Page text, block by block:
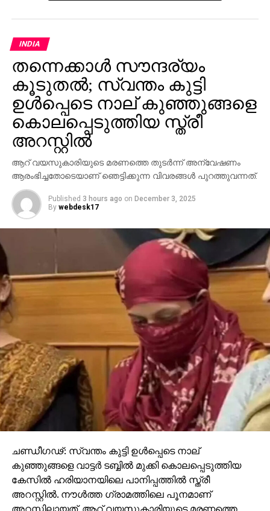
INDIA
തന്നെക്കാള്‍ സൗന്ദര്യം
കൂടുതല്‍; സ്വന്തം കുട്ടി
ഉള്‍പ്പെടെ നാല് കുഞ്ഞുങ്ങളെ
കൊലപ്പെടുത്തിയ സ്ത്രീ
അറസ്റ്റില്‍
ആറ് വയസുകാരിയുടെ മരണത്തെ തുടര്‍ന്ന് അന്വേഷണം
ആരംഭിച്ചതോടെയാണ് ഞെട്ടിക്കുന്ന വിവരങ്ങള്‍ പുറത്തുവന്നത്.
Published 3 hours ago on December 3, 2025
By webdesk17
ചണ്ഡീഗഢ്: സ്വന്തം കുട്ടി ഉള്‍പ്പെടെ നാല്
കുഞ്ഞുങ്ങളെ വാട്ടര്‍ ടബ്ബില്‍ മുക്കി കൊലപ്പെടുത്തിയ
കേസില്‍ ഹരിയാനയിലെ പാനിപ്പത്തില്‍ സ്ത്രീ
അറസ്റ്റില്‍. നൗള്‍ത്ത ഗ്രാമത്തിലെ പൂനമാണ്